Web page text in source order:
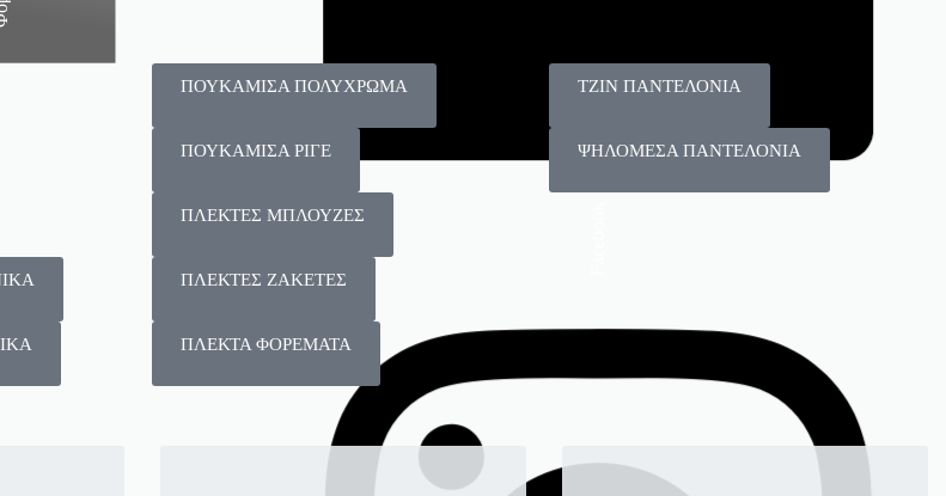
ΠΟΥΚΑΜΙΣΑ ΠΟΛΥΧΡΩΜΑ
ΠΟΥΚΑΜΙΣΑ ΡΙΓΕ
ΠΛΕΚΤΕΣ ΜΠΛΟΥΖΕΣ
ΠΛΕΚΤΕΣ ΖΑΚΕΤΕΣ
ΠΛΕΚΤΑ ΦΟΡΕΜΑΤΑ
ΤΖΙΝ ΠΑΝΤΕΛΟΝΙΑ
ΨΗΛΟΜΕΣΑ ΠΑΝΤΕΛΟΝΙΑ